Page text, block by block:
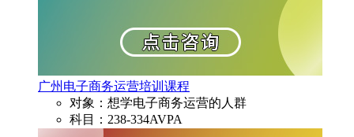
广州电子商务运营培训课程
对象：想学电子商务运营的人群
科目：238-334AVPA